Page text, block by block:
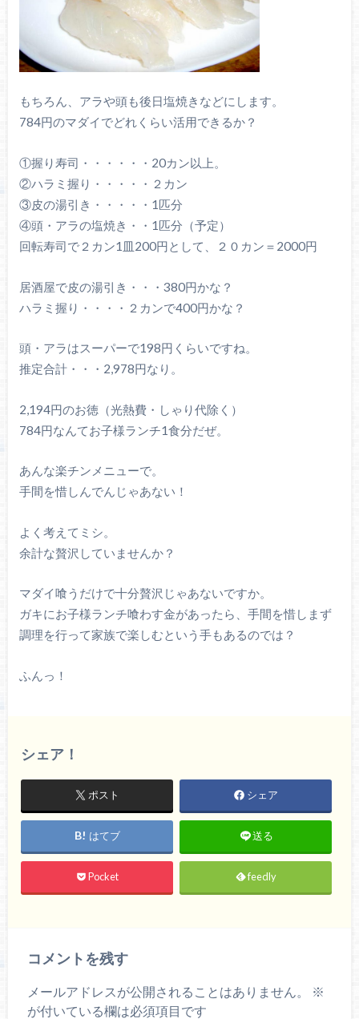
もちろん、アラや頭も後日塩焼きなどにします。
784円のマダイでどれくらい活用できるか？
①握り寿司・・・・・・20カン以上。
②ハラミ握り・・・・・２カン
③皮の湯引き・・・・・1匹分
④頭・アラの塩焼き・・1匹分（予定）
回転寿司で２カン1皿200円として、２０カン＝2000円
居酒屋で皮の湯引き・・・380円かな？
ハラミ握り・・・・２カンで400円かな？
頭・アラはスーパーで198円くらいですね。
推定合計・・・2,978円なり。
2,194円のお徳（光熱費・しゃり代除く）
784円なんてお子様ランチ1食分だぜ。
あんな楽チンメニューで。
手間を惜しんでんじゃあない！
よく考えてミシ。
余計な贅沢していませんか？
マダイ喰うだけで十分贅沢じゃあないですか。
ガキにお子様ランチ喰わす金があったら、手間を惜しまず
調理を行って家族で楽しむという手もあるのでは？
ふんっ！
シェア！
ポスト シェア
はてブ 送る
Pocket feedly
コメントを残す
メールアドレスが公開されることはありません。
※
が付いている欄は必須項目です